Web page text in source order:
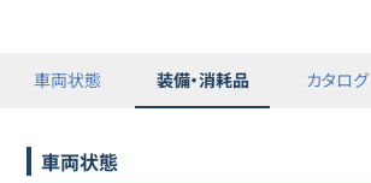
車両状態 装備・消耗品 カタログ
車両状態